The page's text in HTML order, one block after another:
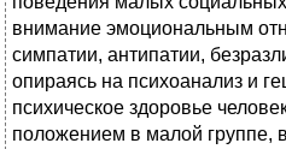
внимание эмоциональным
симпатии, антипатии,
опираясь на психоанализ и
психическое здоровье
положением в малой группе,